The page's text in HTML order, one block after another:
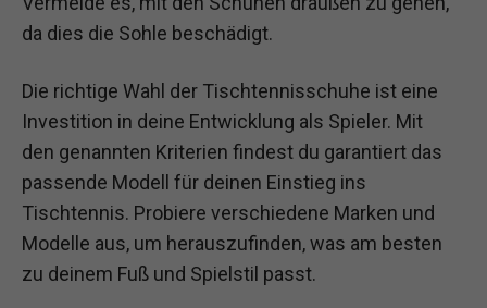
da dies die Sohle beschädigt.
Die richtige Wahl der Tischtennisschuhe ist eine
Investition in deine Entwicklung als Spieler. Mit
den genannten Kriterien findest du garantiert das
passende Modell für deinen Einstieg ins
Tischtennis. Probiere verschiedene Marken und
Modelle aus, um herauszufinden, was am besten
zu deinem Fuß und Spielstil passt.